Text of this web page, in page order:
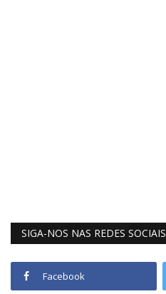
SIGA-NOS NAS REDES SOCIAIS
Facebook